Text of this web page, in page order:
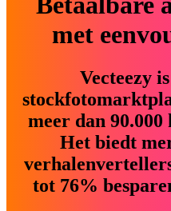
met
Vecteezy
meer dan
Het biedt
tot 76%